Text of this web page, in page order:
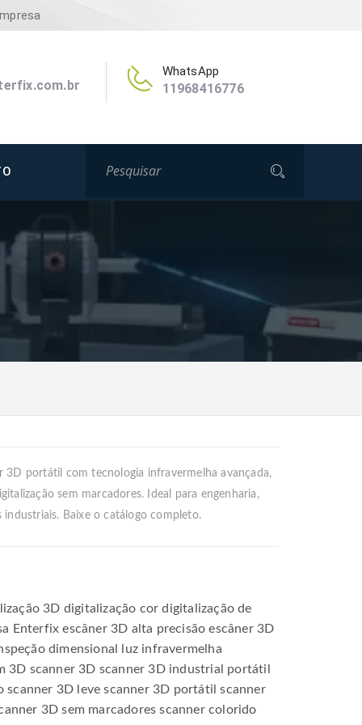
WhatsApp
11968416776
3D portátil com tecnologia infravermelha avançada,
sem marcadores. Ideal para engenharia,
industriais. Baixe o catálogo completo.
3D digitalização cor digitalização de
Enterfix escâner 3D alta precisão escâner 3D
dimensional
luz infravermelha
3D scanner 3D scanner 3D industrial portátil
scanner 3D leve scanner 3D portátil scanner
3D sem marcadores scanner colorido